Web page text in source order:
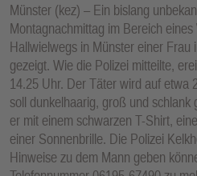
Münster (kez) – Ein bislang
Montagnachmittag im Bereich
Hallwielwegs in Münster einer Frau
gezeigt. Wie die Polizei mitteilte,
14.25 Uhr. Der Täter wird auf etwa
soll dunkelhaarig, groß und
er mit einem schwarzen T-Shirt,
einer Sonnenbrille. Die Polizei
Hinweise zu dem Mann geben